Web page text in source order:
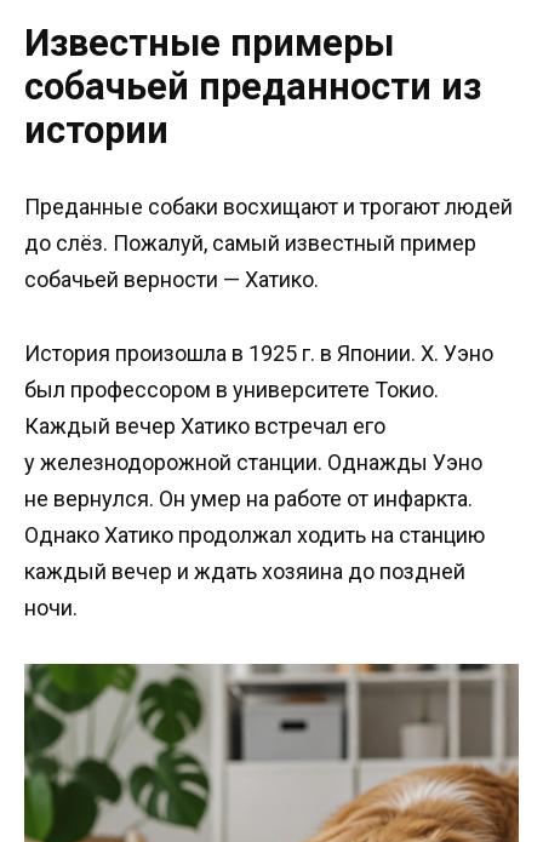
Известные примеры
собачьей преданности из
истории
Преданные собаки восхищают и трогают людей
до слёз. Пожалуй, самый известный пример
собачьей верности — Хатико.
История произошла в 1925 г. в Японии. Х. Уэно
был профессором в университете Токио.
Каждый вечер Хатико встречал его
у железнодорожной станции. Однажды Уэно
не вернулся. Он умер на работе от инфаркта.
Однако Хатико продолжал ходить на станцию
каждый вечер и ждать хозяина до поздней
ночи.